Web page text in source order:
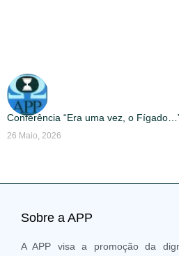
Conferência “Era uma vez, o
26 Maio, 2026
Sobre a APP
A APP visa a promoção da